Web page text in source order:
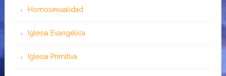
Homosexualidad
Iglesia Evangélica
Iglesia Primitiva